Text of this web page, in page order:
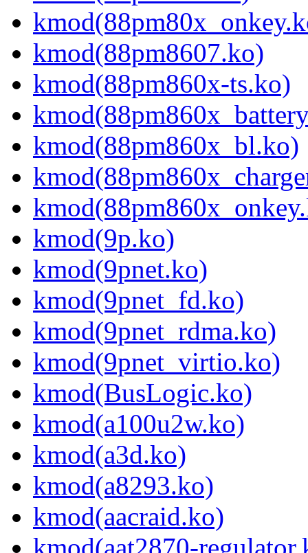
kmod(88pm8607.ko)
kmod(88pm860x-ts.ko)
kmod(88pm860x_bl.ko)
kmod(9p.ko)
kmod(9pnet.ko)
kmod(9pnet_fd.ko)
kmod(9pnet_rdma.ko)
kmod(9pnet_virtio.ko)
kmod(BusLogic.ko)
kmod(a100u2w.ko)
kmod(a3d.ko)
kmod(a8293.ko)
kmod(aacraid.ko)